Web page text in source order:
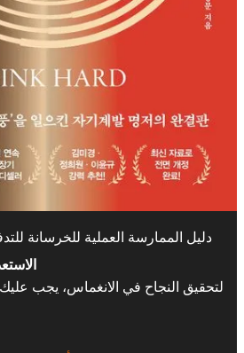
دليل الممارسة العملية للخرسانة
1.
لتحقيق النجاح في الانغماس، يجب عليك